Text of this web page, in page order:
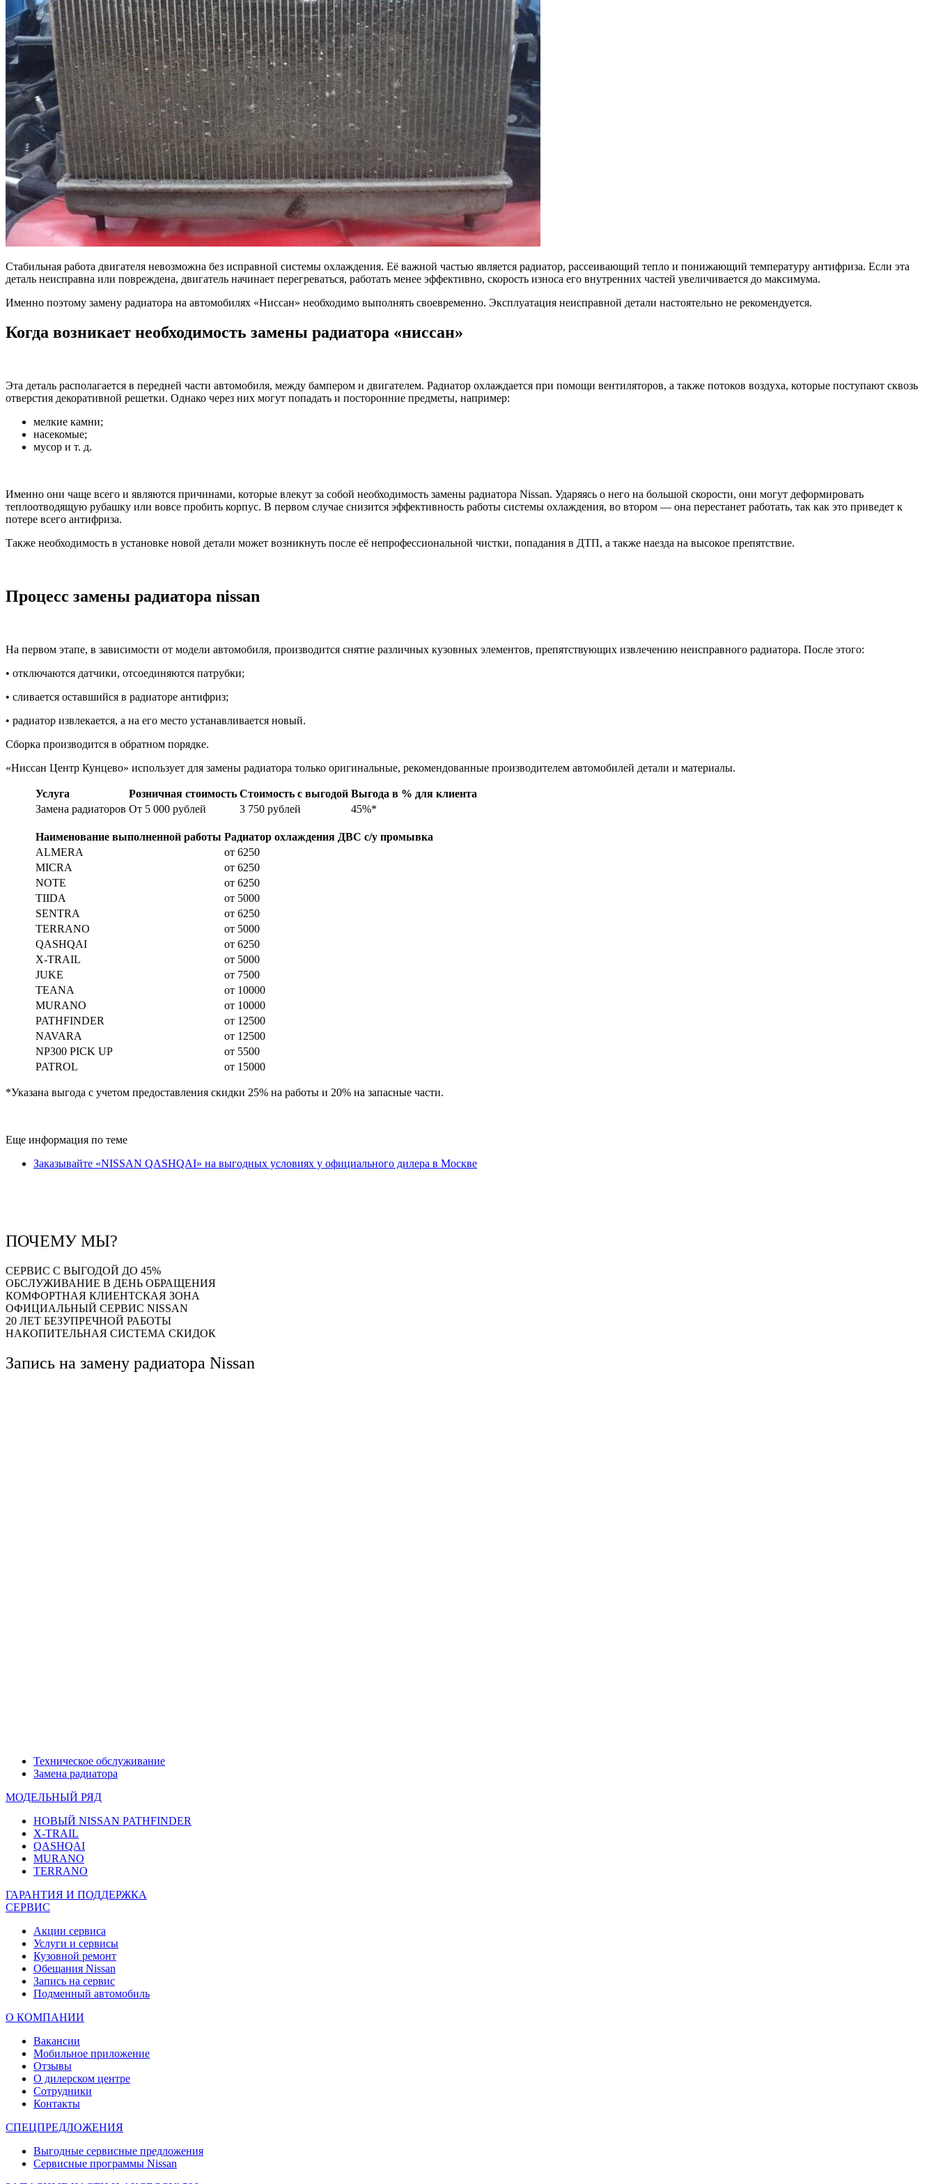
Стабильная работа двигателя невозможна без исправной системы охлаждения. Её важной частью является радиатор, рассеивающий тепло и понижающий температуру антифриза. Если эта
деталь неисправна или повреждена, двигатель начинает перегреваться, работать менее эффективно, скорость износа его внутренних частей увеличивается до максимума.
Именно поэтому замену радиатора на автомобилях «Ниссан» необходимо выполнять своевременно. Эксплуатация неисправной детали настоятельно не рекомендуется.
Когда возникает необходимость замены радиатора «ниссан»
Эта деталь располагается в передней части автомобиля, между бампером и двигателем. Радиатор охлаждается при помощи вентиляторов, а также потоков воздуха, которые поступают сквозь
отверстия декоративной решетки. Однако через них могут попадать и посторонние предметы, например:
мелкие камни;
насекомые;
мусор и т. д.
Именно они чаще всего и являются причинами, которые влекут за собой необходимость замены радиатора Nissan. Ударяясь о него на большой скорости, они могут деформировать
теплоотводящую рубашку или вовсе пробить корпус. В первом случае снизится эффективность работы системы охлаждения, во втором — она перестанет работать, так как это приведет к
потере всего антифриза.
Также необходимость в установке новой детали может возникнуть после её непрофессиональной чистки, попадания в ДТП, а также наезда на высокое препятствие.
Процесс замены радиатора nissan
На первом этапе, в зависимости от модели автомобиля, производится снятие различных кузовных элементов, препятствующих извлечению неисправного радиатора. После этого:
• отключаются датчики, отсоединяются патрубки;
• сливается оставшийся в радиаторе антифриз;
• радиатор извлекается, а на его место устанавливается новый.
Сборка производится в обратном порядке.
«Ниссан Центр Кунцево» использует для замены радиатора только оригинальные, рекомендованные производителем автомобилей детали и материалы.
Услуга Розничная стоимость Стоимость с выгодой Выгода в % для клиента
Замена радиаторов От 5 000 рублей 3 750 рублей 45%*
Наименование выполненной работы Радиатор охлаждения ДВС с/у промывка
ALMERA
от 6250
MICRA
от 6250
NOTE
от 6250
TIIDA
от 5000
SENTRA
от 6250
TERRANO
от 5000
QASHQAI
от 6250
X-TRAIL
от 5000
JUKE
от 7500
TEANA
от 10000
MURANO
от 10000
PATHFINDER
от 12500
NAVARA
от 12500
NP300 PICK UP
от 5500
PATROL
от 15000
*Указана выгода с учетом предоставления скидки 25% на работы и 20% на запасные части.
Еще информация по теме
Заказывайте «NISSAN QASHQAI» на выгодных условиях у официального дилера в Москве
ПОЧЕМУ МЫ?
СЕРВИС С ВЫГОДОЙ ДО 45%
ОБСЛУЖИВАНИЕ В ДЕНЬ ОБРАЩЕНИЯ
КОМФОРТНАЯ КЛИЕНТСКАЯ ЗОНА
ОФИЦИАЛЬНЫЙ СЕРВИС NISSAN
20 ЛЕТ БЕЗУПРЕЧНОЙ РАБОТЫ
НАКОПИТЕЛЬНАЯ СИСТЕМА СКИДОК
Запись на замену радиатора Nissan
Техническое обслуживание
Замена радиатора
МОДЕЛЬНЫЙ РЯД
НОВЫЙ NISSAN PATHFINDER
X-TRAIL
QASHQAI
MURANO
TERRANO
ГАРАНТИЯ И ПОДДЕРЖКА
СЕРВИС
Акции сервиса
Услуги и сервисы
Кузовной ремонт
Обещания Nissan
Запись на сервис
Подменный автомобиль
О КОМПАНИИ
Вакансии
Мобильное приложение
Отзывы
О дилерском центре
Сотрудники
Контакты
СПЕЦПРЕДЛОЖЕНИЯ
Выгодные сервисные предложения
Сервисные программы Nissan